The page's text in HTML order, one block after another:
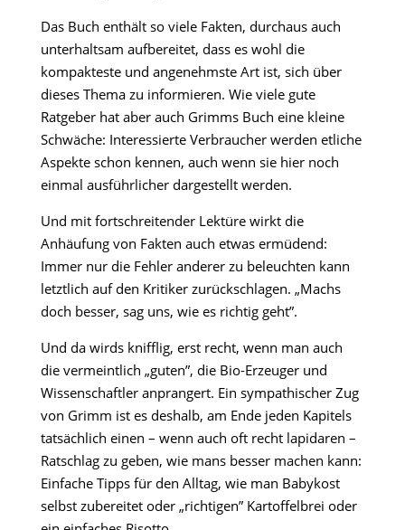
Das Buch enthält so viele Fakten, durchaus auch
unterhaltsam aufbereitet, dass es wohl die
kompakteste und angenehmste Art ist, sich über
dieses Thema zu informieren. Wie viele gute
Ratgeber hat aber auch Grimms Buch eine kleine
Schwäche: Interessierte Verbraucher werden etliche
Aspekte schon kennen, auch wenn sie hier noch
einmal ausführlicher dargestellt werden.
Und mit fortschreitender Lektüre wirkt die
Anhäufung von Fakten auch etwas ermüdend:
Immer nur die Fehler anderer zu beleuchten kann
letztlich auf den Kritiker zurückschlagen. „Machs
doch besser, sag uns, wie es richtig geht”.
Und da wirds knifflig, erst recht, wenn man auch
die vermeintlich „guten”, die Bio-Erzeuger und
Wissenschaftler anprangert. Ein sympathischer Zug
von Grimm ist es deshalb, am Ende jeden Kapitels
tatsächlich einen – wenn auch oft recht lapidaren –
Ratschlag zu geben, wie mans besser machen kann:
Einfache Tipps für den Alltag, wie man Babykost
selbst zubereitet oder „richtigen” Kartoffelbrei oder